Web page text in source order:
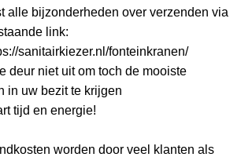
alle bijzonderheden over verzenden via
link:
sanitairkiezer.nl/fonteinkranen/
deur niet uit om toch de mooiste
in uw bezit te krijgen
tijd en energie!
worden door veel klanten als